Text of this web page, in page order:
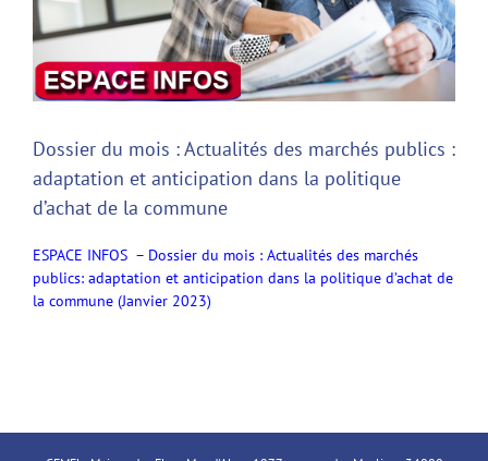
Dossier du mois : Actualités des marchés publics :
adaptation et anticipation dans la politique
d’achat de la commune
ESPACE INFOS – Dossier du mois : Actualités des marchés
publics: adaptation et anticipation dans la politique d’achat de
la commune (Janvier 2023)